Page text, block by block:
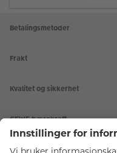
Betalingsmetoder
Frakt
Kvalitet og sikkerhet
CEWE bærekraft
Tjenester